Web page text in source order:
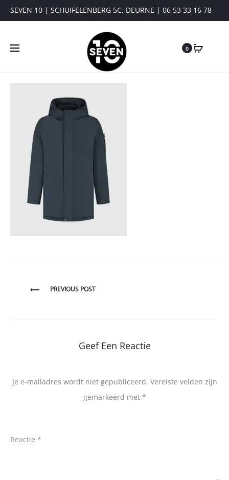
SEVEN 10 | SCHUIFELENBERG 5C, DEURNE | 06 53 33 16 78
0
BerichtPREVIOUS POST
Geef Een Reactie
Je e-mailadres wordt niet gepubliceerd. Vereiste velden zijn
gemarkeerd met *
Reactie *